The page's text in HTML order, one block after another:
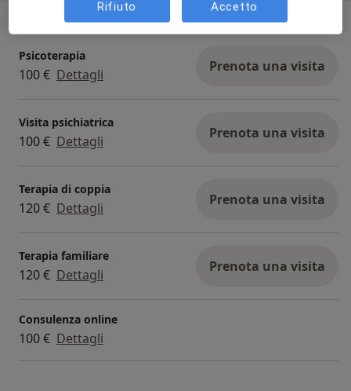
Prestazioni e prezzi
Psicoterapia
100 € Dettagli Prenota una visita
Visita psichiatrica
100 € Dettagli Prenota una visita
Terapia di coppia
120 € Dettagli Prenota una visita
Terapia familiare
120 € Dettagli Prenota una visita
Consulenza online
100 € Dettagli
Rifiuto Accetto